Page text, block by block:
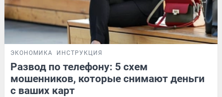
ЭКОНОМИКА ИНСТРУКЦИЯ
Развод по телефону: 5 схем
мошенников, которые снимают деньги
с ваших карт